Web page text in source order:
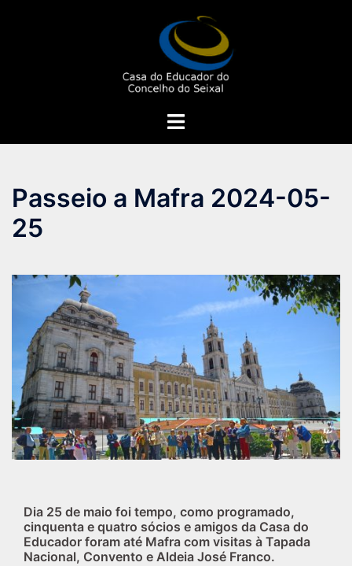
Alternar
Passeio a Mafra 2024-05-
25
Dia 25 de maio foi tempo, como programado,
cinquenta e quatro sócios e amigos da Casa do
Educador foram até Mafra com visitas à Tapada
Nacional, Convento e Aldeia José Franco.